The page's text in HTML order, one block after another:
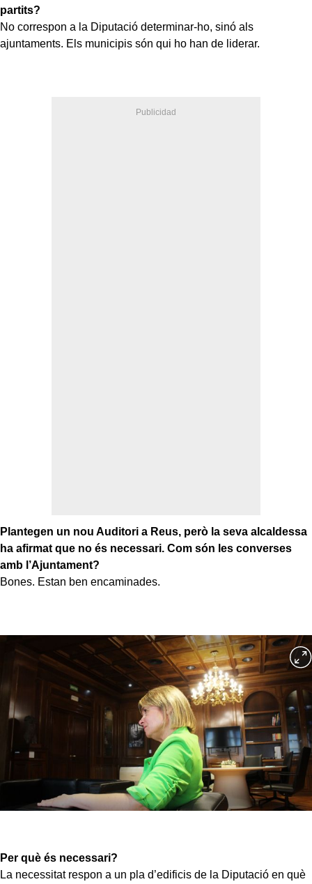
partits?
No correspon a la Diputació determinar-ho, sinó als
ajuntaments. Els municipis són qui ho han de liderar.
Plantegen un nou Auditori a Reus, però la seva alcaldessa
ha afirmat que no és necessari. Com són les converses
amb l’Ajuntament?
Bones. Estan ben encaminades.
Per què és necessari?
La necessitat respon a un pla d’edificis de la Diputació en què